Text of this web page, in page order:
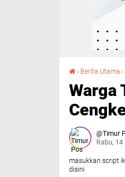
› Berita Utama ›
Warga
Timur
Rabu, 14
masukkan script
disini